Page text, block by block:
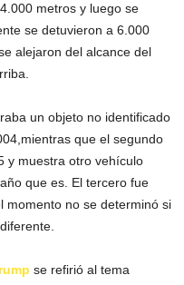
metros y luego se
se detuvieron a 6.000
alejaron del alcance del
un objeto no identificado
que el segundo
y muestra otro vehículo
que es. El tercero fue
momento no se determinó si
se refirió al tema